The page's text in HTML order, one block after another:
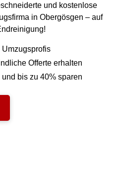
und kostenlose
in Obergösgen – auf
Umzugsprofis
Offerte erhalten
bis zu 40% sparen